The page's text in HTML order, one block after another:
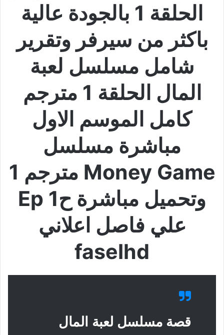
الحلقة 1 بالجودة عالية
باكثر من سيرفر وتقرير
شامل مسلسل لعبة
المال الحلقة 1 مترجم
كامل الموسم الاول
مباشرة مسلسل
Money Game مترجم 1
وتحميل مباشرة ح1 Ep
علي فاصل اعلاني
faselhd
قصة مسلسل لعبة المال